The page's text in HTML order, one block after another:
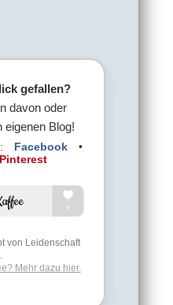
gefallen?
davon oder
eigenen Blog!
Facebook
•
Pinterest
von Leidenschaft
Mehr dazu hier.